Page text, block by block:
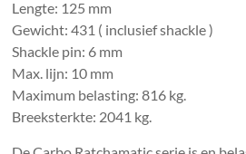
Lengte: 125 mm
Gewicht: 431 ( inclusief shackle )
Shackle pin: 6 mm
Max. lijn: 10 mm
Maximum belasting: 816 kg.
Breeksterkte: 2041 kg.